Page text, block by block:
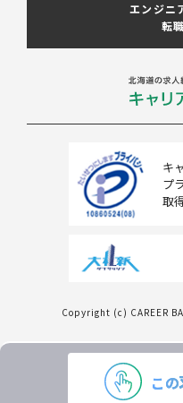
条件をクリアする
エンジニ
転
キ
プ
取
Copyright (c) CAREER
この